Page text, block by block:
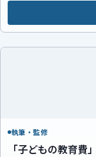
執筆・監修
「子どもの教育